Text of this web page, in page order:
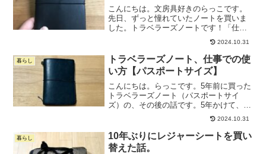
こんにちは。文房具好きのらっこです。
先日、ずっと憧れていたノートを買いま
した。トラベラーズノートです！「仕事
用のノートが欲しいな〜」と思ってあれ
これ探していたのですが、最終的に決め
たのは長年憧れていたノートでした。ト
ラベラーズノートは、文房...
2024.10.31
暮らし
トラベラーズノート、仕事での使
い方【パスポートサイズ】
こんにちは。らっこです。5年前に買った
トラベラーズノート（パスポートサイ
ズ）の、その後の話です。5年かけて、た
どり着いた使い方いろんな使い方を試し
ましたが、購入から5年が経った現在、ト
ラベラーズノートはこんな感じで使って
います。外出中に持ち...
2024.10.31
暮らし
10年ぶりにレジャーシートを買い
替えた話。